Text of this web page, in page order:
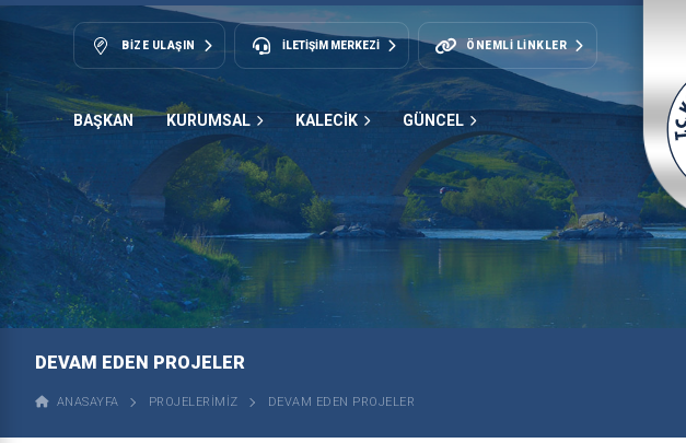
BIZE ULAŞIN İLETİŞİM MERKEZİ ÖNEMLI LINKLER
BAŞKAN KURUMSAL KALECİK GÜNCEL
DEVAM EDEN PROJELER
ANASAYFA PROJELERIMIZ DEVAM EDEN PROJELER